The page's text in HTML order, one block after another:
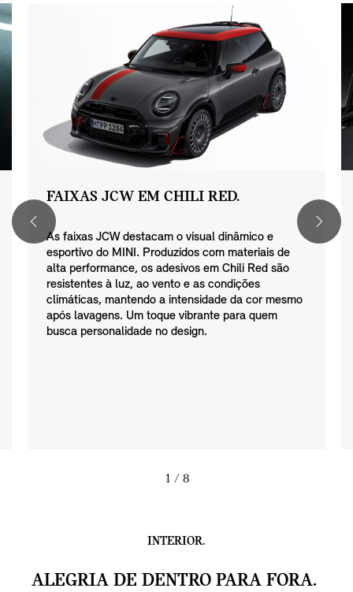
FAIXAS JCW EM CHILI RED.
As faixas JCW destacam o visual dinâmico e
esportivo do MINI. Produzidos com materiais de
alta performance, os adesivos em Chili Red são
resistentes à luz, ao vento e as condições
climáticas, mantendo a intensidade da cor mesmo
após lavagens. Um toque vibrante para quem
busca personalidade no design.
1 / 8
INTERIOR.
ALEGRIA DE DENTRO PARA FORA.